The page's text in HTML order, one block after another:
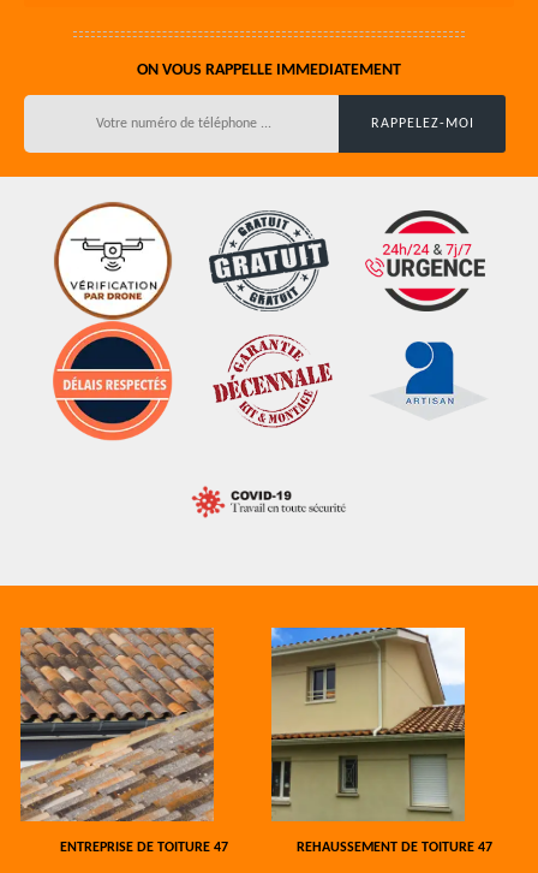
ON VOUS RAPPELLE IMMEDIATEMENT
ENTREPRISE DE TOITURE 47 REHAUSSEMENT DE TOITURE 47